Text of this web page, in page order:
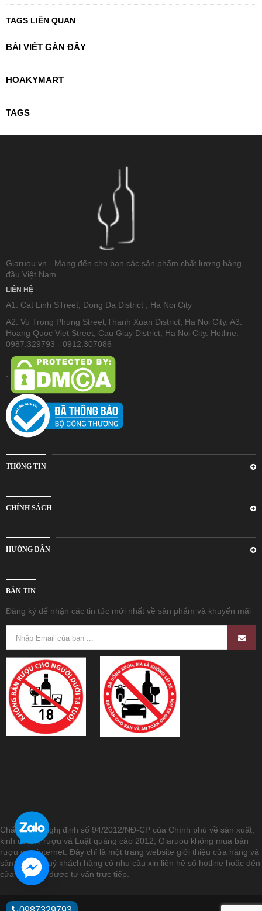
TAGS LIÊN QUAN
BÀI VIẾT GẦN ĐÂY
HOAKYMART
TAGS
Giaruou.vn - Mang đến cho bạn các sản phẩm chất lượng hàng
đầu Việt Nam.
LIÊN HỆ
A1. Cat Linh STreet, Dong Da District , Ha Noi City
A2. Vu Trong Phung Street,Thanh Xuan District, Ha Noi City. A3:
Hoang Quoc Viet Street, Cau Giay District, Ha Noi City. Hotline:
0987.329793 - 0912.307086
THÔNG TIN
CHÍNH SÁCH
HƯỚNG DẪN
BẢN TIN
Đăng ký để nhận các tin tức mới nhất về sản phẩm và khuyến mãi
Chấp hành Nghị định số 94/2012/NĐ-CP của Chính phủ về sản xuất,
kinh doanh rượu và Luật quảng cáo 2012, Giaruou không mua bán
rượu qua internet. Đây chỉ là một trang website giới thiệu cửa hàng và
sản phẩm. Quý khách hàng có nhu cầu xin liên hệ số hotline hoặc đến
cửa hàng để được tư vấn trực tiếp.